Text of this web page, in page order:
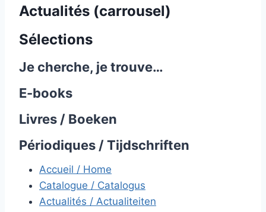
Actualités (carrousel)
Sélections
Je cherche, je trouve…
E-books
Livres / Boeken
Périodiques / Tijdschriften
Accueil / Home
Catalogue / Catalogus
Actualités / Actualiteiten